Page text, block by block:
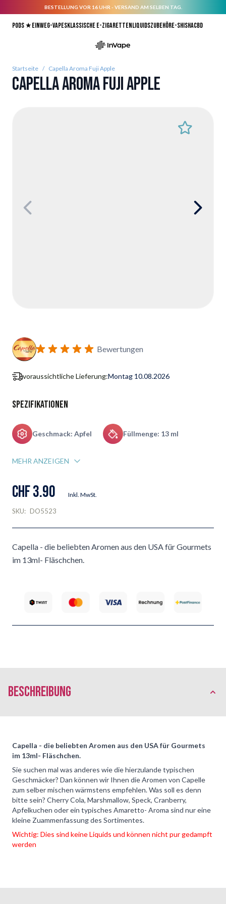
BESTELLUNG VOR 16 UHR - VERSAND AM SELBEN TAG.
Pods ★Einweg-VapesKlassische E-ZigarettenLiquidsZubehörE-ShishaCBD
Startseite / Capella Aroma Fuji Apple
Capella Aroma Fuji Apple
Bewertungen
voraussichtliche Lieferung:Montag 10.08.2026
Spezifikationen
Geschmack: Apfel Füllmenge: 13 ml
MEHR ANZEIGEN
CHF 3.90 Inkl. MwSt.
SKU: DO5523
Capella - die beliebten Aromen aus den USA für Gourmets
im 13ml- Fläschchen.
Beschreibung
Capella - die beliebten Aromen aus den USA für Gourmets
im 13ml- Fläschchen.
Sie suchen mal was anderes wie die hierzulande typischen
Geschmäcker? Dan können wir Ihnen die Aromen von Capelle
zum selber mischen wärmstens empfehlen. Was soll es denn
bitte sein? Cherry Cola, Marshmallow, Speck, Cranberry,
Apfelkuchen oder ein typisches Amaretto- Aroma sind nur eine
kleine Zuammenfassung des Sortimentes.
Wichtig: Dies sind keine Liquids und können nicht pur gedampft
werden